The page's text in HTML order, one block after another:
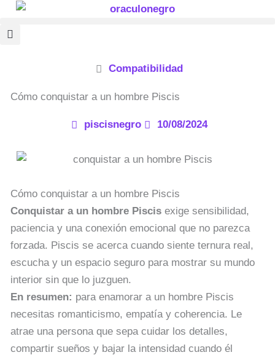
contenido
Compatibilidad
Cómo conquistar a un hombre Piscis
piscisnegro 10/08/2024
Cómo conquistar a un hombre Piscis
Conquistar a un hombre Piscis exige sensibilidad,
paciencia y una conexión emocional que no parezca
forzada. Piscis se acerca cuando siente ternura real,
escucha y un espacio seguro para mostrar su mundo
interior sin que lo juzguen.
En resumen: para enamorar a un hombre Piscis
necesitas romanticismo, empatía y coherencia. Le
atrae una persona que sepa cuidar los detalles,
compartir sueños y bajar la intensidad cuando él